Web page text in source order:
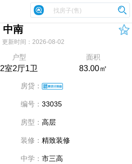
中南
新时间：2026-08-02
户型
2室2厅1卫
面积
83.00㎡
房贷：
编号： 33035
房型： 高层
装修： 精致装修
中学： 市三高